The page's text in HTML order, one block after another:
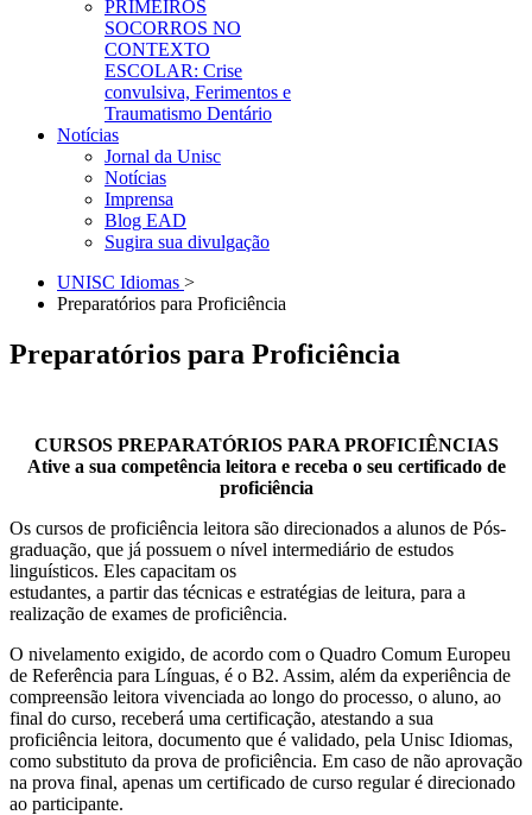
PRIMEIROS
SOCORROS NO
CONTEXTO
ESCOLAR: Crise
convulsiva, Ferimentos e
Traumatismo Dentário
Notícias
Jornal da Unisc
Notícias
Imprensa
Blog EAD
Sugira sua divulgação
UNISC Idiomas >
Preparatórios para Proficiência
Preparatórios para Proficiência
CURSOS PREPARATÓRIOS PARA PROFICIÊNCIAS
Ative a sua competência leitora e receba o seu certificado de
proficiência
Os cursos de proficiência leitora são direcionados a alunos de Pós-
graduação, que já possuem o nível intermediário de estudos
linguísticos. Eles capacitam os
estudantes, a partir das técnicas e estratégias de leitura, para a
realização de exames de proficiência.
O nivelamento exigido, de acordo com o Quadro Comum Europeu
de Referência para Línguas, é o B2. Assim, além da experiência de
compreensão leitora vivenciada ao longo do processo, o aluno, ao
final do curso, receberá uma certificação, atestando a sua
proficiência leitora, documento que é validado, pela Unisc Idiomas,
como substituto da prova de proficiência. Em caso de não aprovação
na prova final, apenas um certificado de curso regular é direcionado
ao participante.